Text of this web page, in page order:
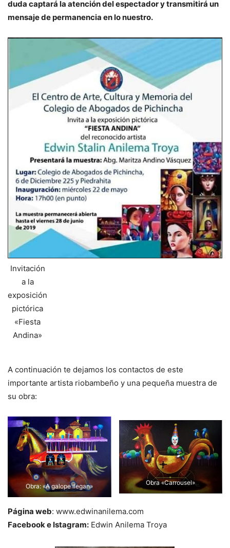
duda captará la atención del espectador y transmitirá un
mensaje de permanencia en lo nuestro.
Invitación
a la
exposición
pictórica
«Fiesta
Andina»
A continuación te dejamos los contactos de este
importante artista riobambeño y una pequeña muestra de
su obra:
Obra: «A galope llegan» Obra «Carrousel»
Página web: www.edwinanilema.com
Facebook e Istagram: Edwin Anilema Troya